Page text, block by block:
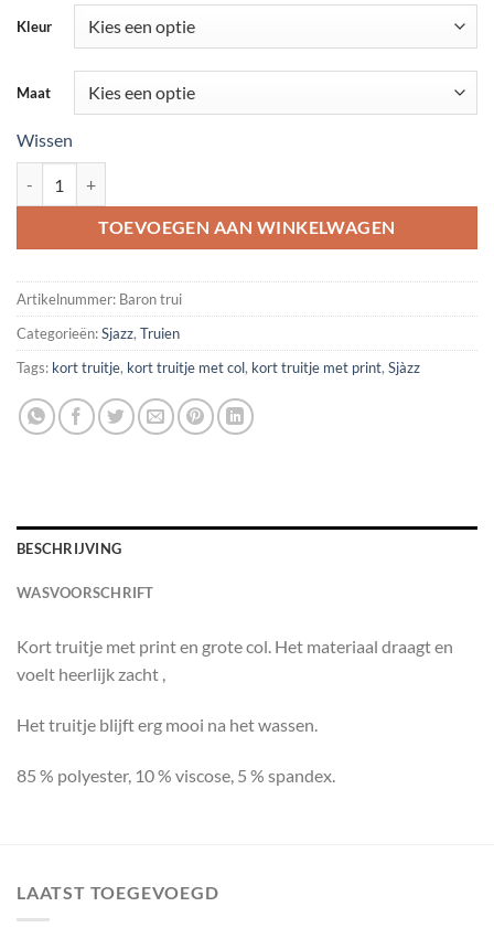
Kleur
Maat
Wissen
TOEVOEGEN AAN WINKELWAGEN
Artikelnummer: Baron trui
Categorieën:Sjazz, Truien
Tags: kort truitje, kort truitje met col, kort truitje met print, Sjàzz
BESCHRIJVING
WASVOORSCHRIFT
Kort truitje met print en grote col. Het materiaal draagt en
voelt heerlijk zacht ,
Het truitje blijft erg mooi na het wassen.
85 % polyester, 10 % viscose, 5 % spandex.
LAATST TOEGEVOEGD